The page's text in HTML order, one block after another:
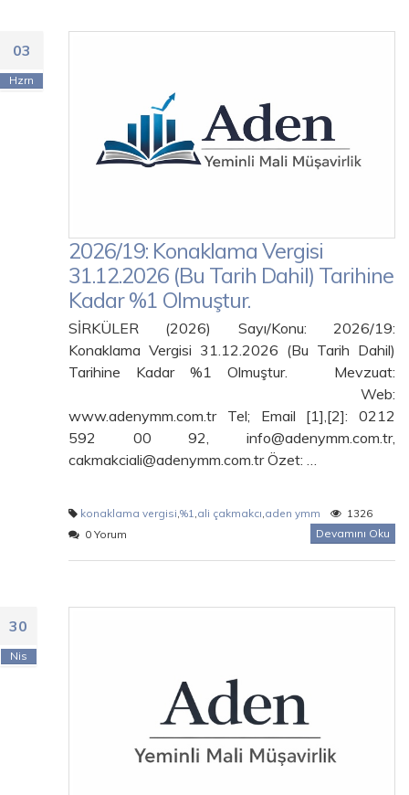
03
Hzrn
2026/19: Konaklama Vergisi
31.12.2026 (Bu Tarih Dahil) Tarihine
Kadar %1 Olmuştur.
SİRKÜLER (2026) Sayı/Konu: 2026/19:
Konaklama Vergisi 31.12.2026 (Bu Tarih Dahil)
Tarihine Kadar %1 Olmuştur. Mevzuat:
Web:
www.adenymm.com.tr Tel; Email [1],[2]: 0212
592 00 92, info@adenymm.com.tr,
cakmakciali@adenymm.com.tr Özet: …
konaklama vergisi,%1,ali çakmakcı,aden ymm
1326
0 Yorum
Devamını Oku
30
Nis